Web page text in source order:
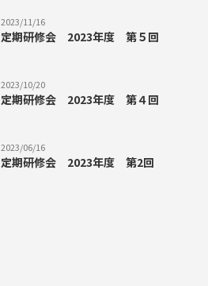
2023/11/16
定期研修会 2023年度 第５回
2023/10/20
定期研修会 2023年度 第４回
2023/06/16
定期研修会 2023年度 第2回